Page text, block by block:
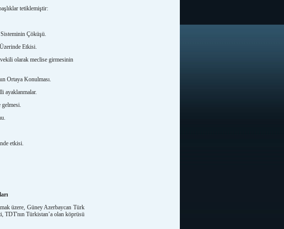
tetiklemiştir:
Çöküşü.
Etkisi.
olarak meclise girmesinin
Ortaya Konulması.
ayaklanmalar.
gelmesi.
etkisi.
üzere, Güney Azerbaycan Türk
TDT'nın Türkistan’a olan köprüsü